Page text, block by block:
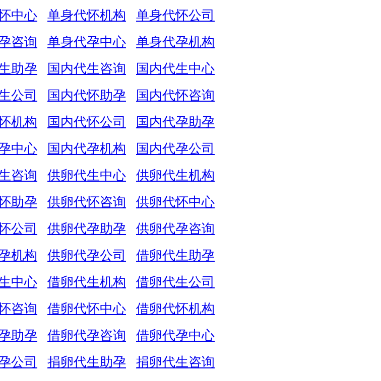
中心 单身代怀机构
单身代怀公司
咨询 单身代孕中心
单身代孕机构
助孕 国内代生咨询
国内代生中心
公司 国内代怀助孕
国内代怀咨询
机构 国内代怀公司
国内代孕助孕
中心 国内代孕机构
国内代孕公司
咨询 供卵代生中心
供卵代生机构
助孕 供卵代怀咨询
供卵代怀中心
公司 供卵代孕助孕
供卵代孕咨询
机构 供卵代孕公司
借卵代生助孕
中心 借卵代生机构
借卵代生公司
咨询 借卵代怀中心
借卵代怀机构
助孕 借卵代孕咨询
借卵代孕中心
公司 捐卵代生助孕
捐卵代生咨询